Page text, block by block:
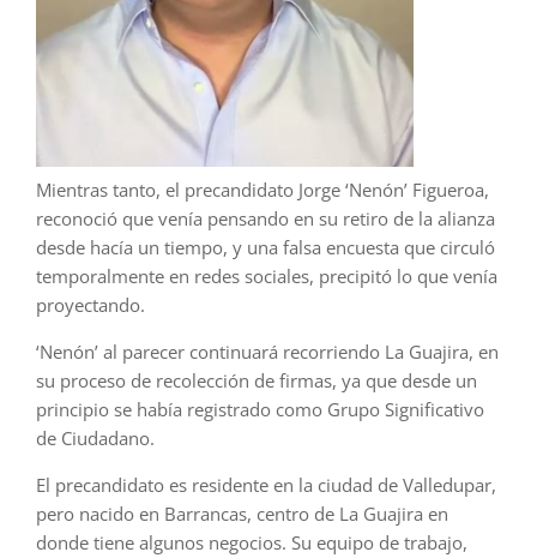
Mientras tanto, el precandidato Jorge ‘Nenón’ Figueroa,
reconoció que venía pensando en su retiro de la alianza
desde hacía un tiempo, y una falsa encuesta que circuló
temporalmente en redes sociales, precipitó lo que venía
proyectando.
‘Nenón’ al parecer continuará recorriendo La Guajira, en
su proceso de recolección de firmas, ya que desde un
principio se había registrado como Grupo Significativo
de Ciudadano.
El precandidato es residente en la ciudad de Valledupar,
pero nacido en Barrancas, centro de La Guajira en
donde tiene algunos negocios. Su equipo de trabajo,